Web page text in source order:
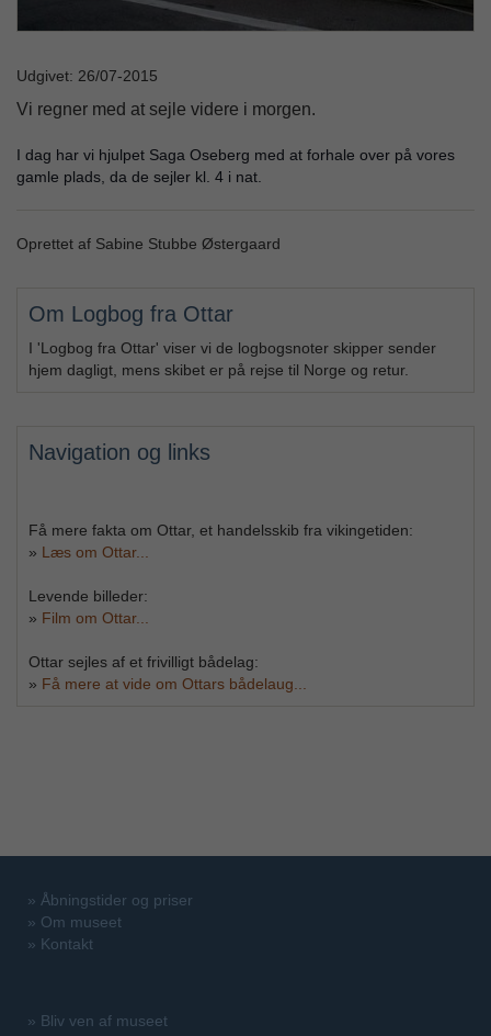
Udgivet: 26/07-2015
Vi regner med at sejle videre i morgen.
I dag har vi hjulpet Saga Oseberg med at forhale over på vores
gamle plads, da de sejler kl. 4 i nat.
Oprettet af Sabine Stubbe Østergaard
Om Logbog fra Ottar
I 'Logbog fra Ottar' viser vi de logbogsnoter skipper sender
hjem dagligt, mens skibet er på rejse til Norge og retur.
Navigation og links
Få mere fakta om Ottar, et handelsskib fra vikingetiden:
» Læs om Ottar...
Levende billeder:
» Film om Ottar...
Ottar sejles af et frivilligt bådelag:
» Få mere at vide om Ottars bådelaug...
» Åbningstider og priser
» Om museet
» Kontakt
» Bliv ven af museet